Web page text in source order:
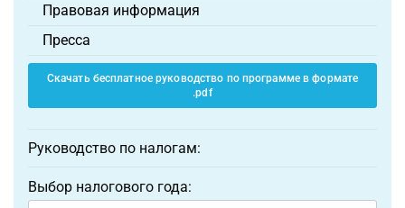
Правовая информация
Пресса
Скачать бесплатное руководство по программе в формате
.pdf
Руководство по налогам:
Выбор налогового года: